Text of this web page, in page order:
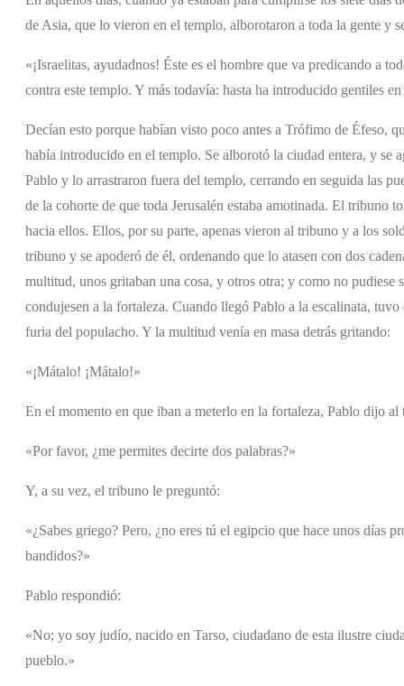
de Asia, que lo vieron en el templo, alborotaron a toda la gente y
«¡Israelitas, ayudadnos! Éste es el hombre que va predicando a
contra este templo. Y más todavía: hasta ha introducido gentiles
Decían esto porque habían visto poco antes a Trófimo de Éfeso,
había introducido en el templo. Se alborotó la ciudad entera, y se
Pablo y lo arrastraron fuera del templo, cerrando en seguida las
de la cohorte de que toda Jerusalén estaba amotinada. El tribuno
hacia ellos. Ellos, por su parte, apenas vieron al tribuno y a los
tribuno y se apoderó de él, ordenando que lo atasen con dos
multitud, unos gritaban una cosa, y otros otra; y como no
condujesen a la fortaleza. Cuando llegó Pablo a la escalinata,
furia del populacho. Y la multitud venía en masa detrás gritando:
«¡Mátalo! ¡Mátalo!»
En el momento en que iban a meterlo en la fortaleza, Pablo dijo al
«Por favor, ¿me permites decirte dos palabras?»
Y, a su vez, el tribuno le preguntó:
«¿Sabes griego? Pero, ¿no eres tú el egipcio que hace unos
bandidos?»
Pablo respondió:
«No; yo soy judío, nacido en Tarso, ciudadano de esta ilustre
pueblo.»